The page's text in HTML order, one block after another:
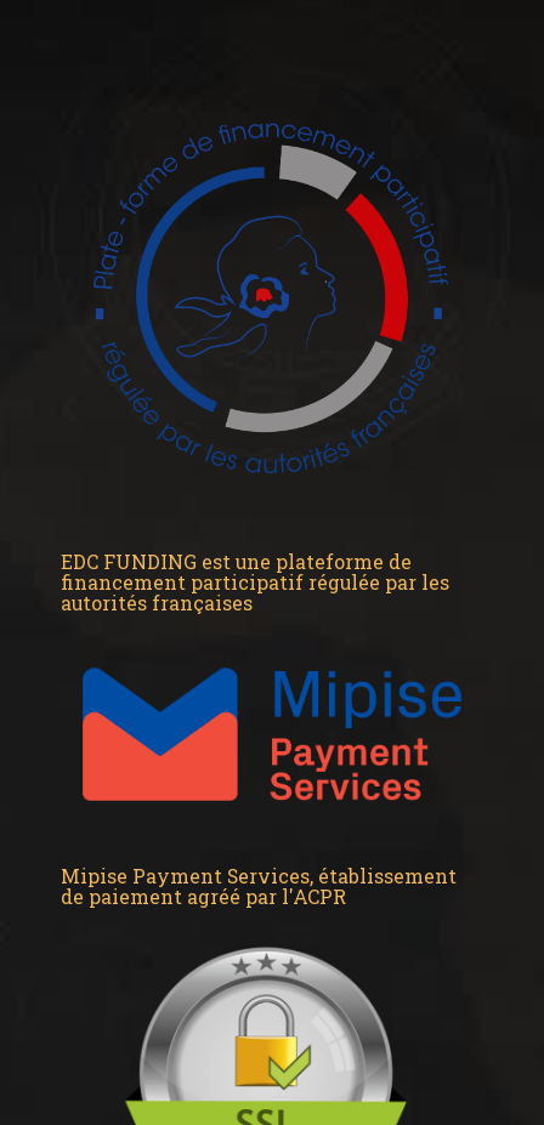
EDC FUNDING est une plateforme de
financement participatif régulée par les
autorités françaises
Mipise Payment Services, établissement
de paiement agréé par l'ACPR